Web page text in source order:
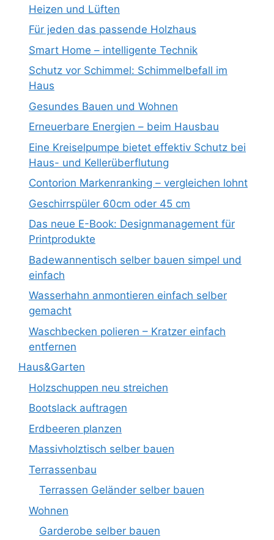
Heizen und Lüften
Für jeden das passende Holzhaus
Smart Home – intelligente Technik
Schutz vor Schimmel: Schimmelbefall im
Haus
Gesundes Bauen und Wohnen
Erneuerbare Energien – beim Hausbau
Eine Kreiselpumpe bietet effektiv Schutz bei
Haus- und Kellerüberflutung
Contorion Markenranking – vergleichen lohnt
Geschirrspüler 60cm oder 45 cm
Das neue E-Book: Designmanagement für
Printprodukte
Badewannentisch selber bauen simpel und
einfach
Wasserhahn anmontieren einfach selber
gemacht
Waschbecken polieren – Kratzer einfach
entfernen
Haus&Garten
Holzschuppen neu streichen
Bootslack auftragen
Erdbeeren planzen
Massivholztisch selber bauen
Terrassenbau
Terrassen Geländer selber bauen
Wohnen
Garderobe selber bauen